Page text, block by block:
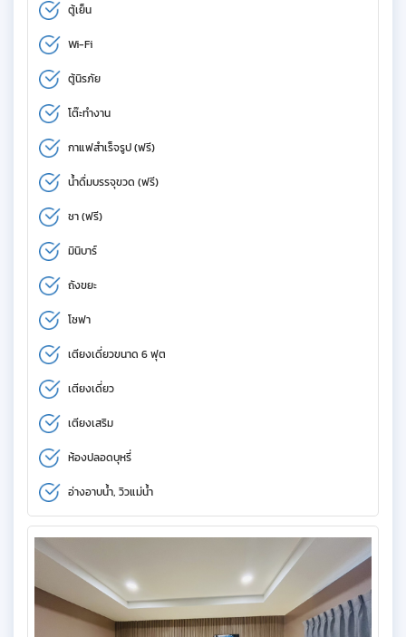
ตู้เย็น
Wi-Fi
ตู้นิรภัย
โต๊ะทำงาน
กาแฟสำเร็จรูป (ฟรี)
น้ำดื่มบรรจุขวด (ฟรี)
ชา (ฟรี)
มินิบาร์
ถังขยะ
โซฟา
เตียงเดี่ยวขนาด 6 ฟุต
เตียงเดี่ยว
เตียงเสริม
ห้องปลอดบุหรี่
อ่างอาบน้ำ, วิวแม่น้ำ